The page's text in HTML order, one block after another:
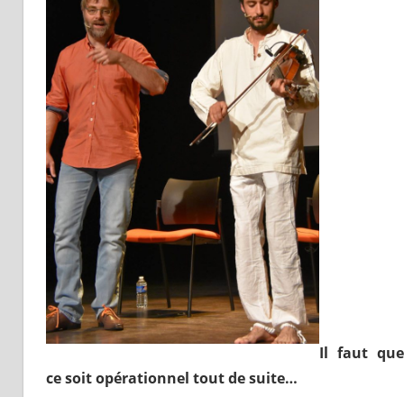
Il faut que
ce soit opérationnel tout de suite…